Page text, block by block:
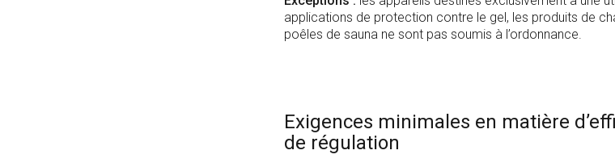
applications de protection contre le gel, les produits de
poêles de sauna ne sont pas soumis à l’ordonnance.
Exigences minimales en matière
de régulation